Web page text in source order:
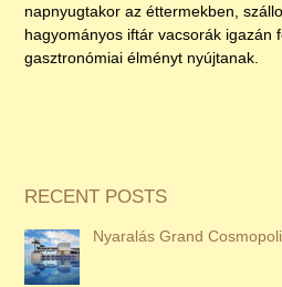
napnyugtakor az éttermekben,
hagyományos iftár vacsorák igazán
gasztronómiai élményt nyújtanak.
RECENT POSTS
Nyaralás Grand